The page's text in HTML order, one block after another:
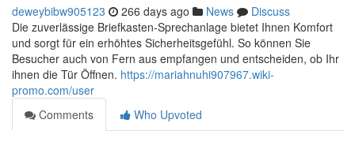
deweybibw905123 266 days ago News
Discuss
Die zuverlässige Briefkasten-Sprechanlage bietet Ihnen Komfort
und sorgt für ein erhöhtes Sicherheitsgefühl. So können Sie
Besucher auch von Fern aus empfangen und entscheiden, ob Ihr
ihnen die Tür Öffnen. https://mariahnuhi907967.wiki-
promo.com/user
Comments
Who Upvoted